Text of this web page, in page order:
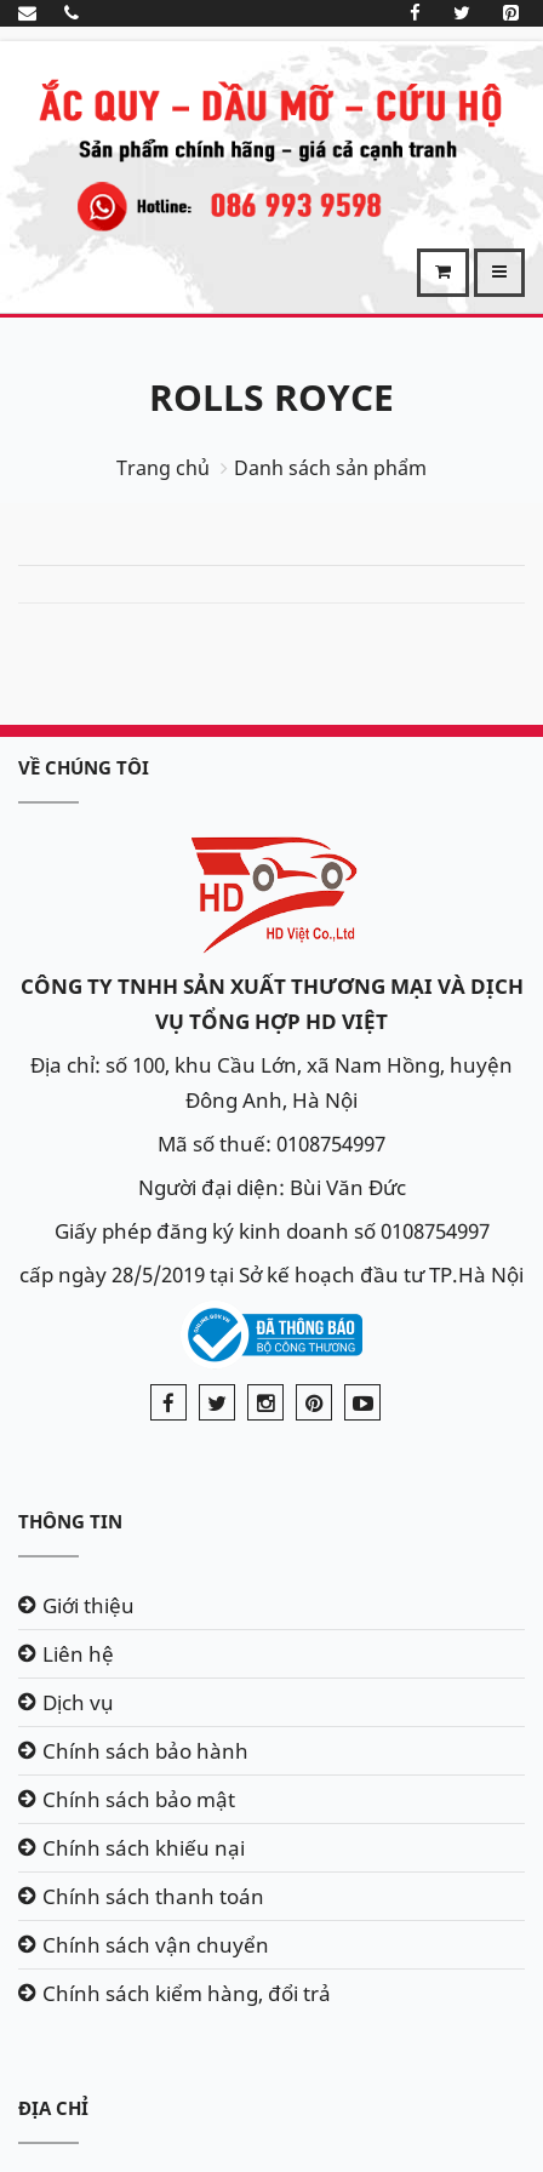
ROLLS ROYCE
Trang chủ Danh sách sản phẩm
VỀ CHÚNG TÔI
CÔNG TY TNHH SẢN XUẤT THƯƠNG MẠI VÀ DỊCH
VỤ TỔNG HỢP HD VIỆT
Địa chỉ: số 100, khu Cầu Lớn, xã Nam Hồng, huyện
Đông Anh, Hà Nội
Mã số thuế: 0108754997
Người đại diện: Bùi Văn Đức
Giấy phép đăng ký kinh doanh số 0108754997
cấp ngày 28/5/2019 tại Sở kế hoạch đầu tư TP.Hà Nội
THÔNG TIN
Giới thiệu
Liên hệ
Dịch vụ
Chính sách bảo hành
Chính sách bảo mật
Chính sách khiếu nại
Chính sách thanh toán
Chính sách vận chuyển
Chính sách kiểm hàng, đổi trả
ĐỊA CHỈ